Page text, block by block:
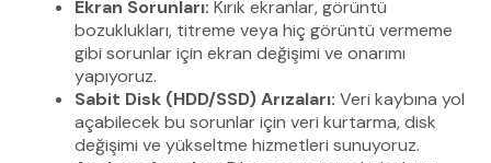
Ekran Sorunları: Kırık ekranlar, görüntü
bozuklukları, titreme veya hiç görüntü vermeme
gibi sorunlar için ekran değişimi ve onarımı
yapıyoruz.
Sabit Disk (HDD/SSD) Arızaları: Veri kaybına yol
açabilecek bu sorunlar için veri kurtarma, disk
değişimi ve yükseltme hizmetleri sunuyoruz.